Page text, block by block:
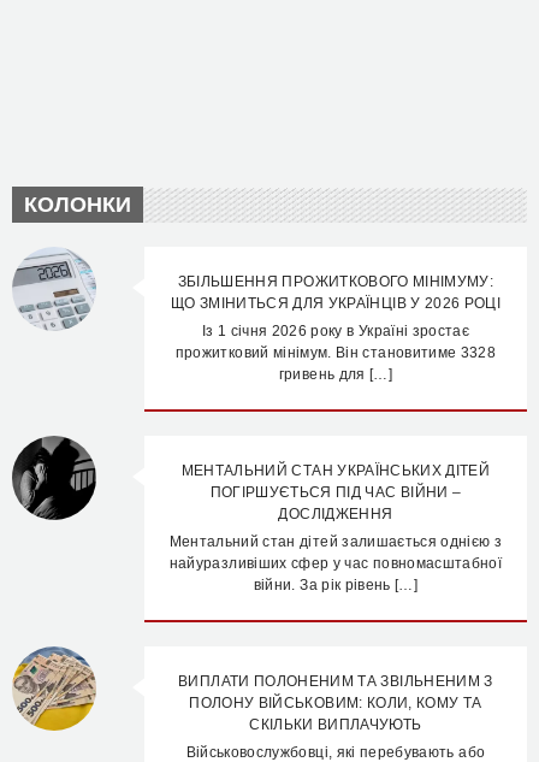
КОЛОНКИ
ЗБІЛЬШЕННЯ ПРОЖИТКОВОГО МІНІМУМУ:
ЩО ЗМІНИТЬСЯ ДЛЯ УКРАЇНЦІВ У 2026 РОЦІ
Із 1 січня 2026 року в Україні зростає
прожитковий мінімум. Він становитиме 3328
гривень для […]
МЕНТАЛЬНИЙ СТАН УКРАЇНСЬКИХ ДІТЕЙ
ПОГІРШУЄТЬСЯ ПІД ЧАС ВІЙНИ –
ДОСЛІДЖЕННЯ
Ментальний стан дітей залишається однією з
найуразливіших сфер у час повномасштабної
війни. За рік рівень […]
ВИПЛАТИ ПОЛОНЕНИМ ТА ЗВІЛЬНЕНИМ З
ПОЛОНУ ВІЙСЬКОВИМ: КОЛИ, КОМУ ТА
СКІЛЬКИ ВИПЛАЧУЮТЬ
Військовослужбовці, які перебувають або